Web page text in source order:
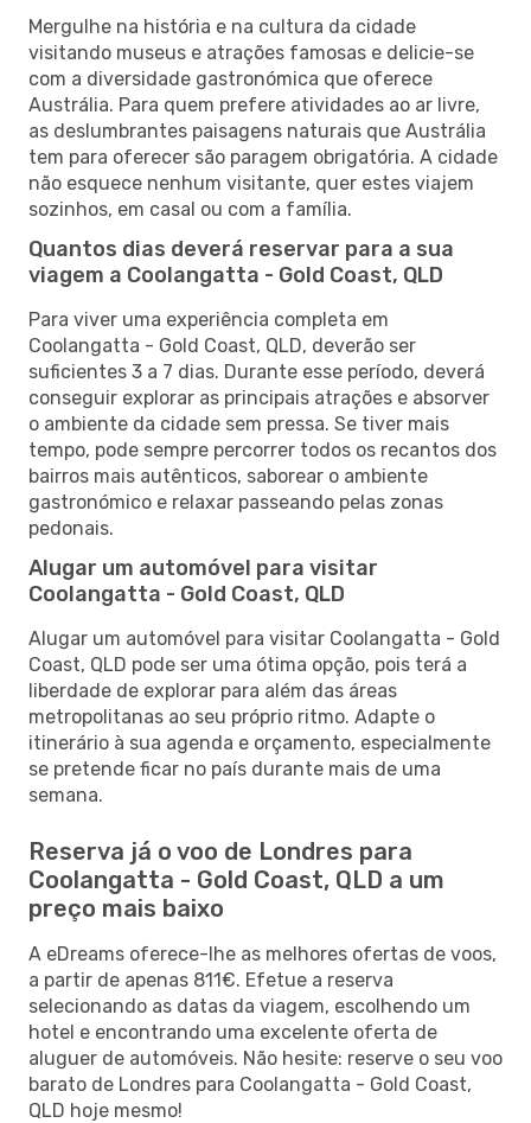
Mergulhe na história e na cultura da cidade
visitando museus e atrações famosas e delicie-se
com a diversidade gastronómica que oferece
Austrália. Para quem prefere atividades ao ar livre,
as deslumbrantes paisagens naturais que Austrália
tem para oferecer são paragem obrigatória. A cidade
não esquece nenhum visitante, quer estes viajem
sozinhos, em casal ou com a família.
Quantos dias deverá reservar para a sua
viagem a Coolangatta - Gold Coast, QLD
Para viver uma experiência completa em
Coolangatta - Gold Coast, QLD, deverão ser
suficientes 3 a 7 dias. Durante esse período, deverá
conseguir explorar as principais atrações e absorver
o ambiente da cidade sem pressa. Se tiver mais
tempo, pode sempre percorrer todos os recantos dos
bairros mais autênticos, saborear o ambiente
gastronómico e relaxar passeando pelas zonas
pedonais.
Alugar um automóvel para visitar
Coolangatta - Gold Coast, QLD
Alugar um automóvel para visitar Coolangatta - Gold
Coast, QLD pode ser uma ótima opção, pois terá a
liberdade de explorar para além das áreas
metropolitanas ao seu próprio ritmo. Adapte o
itinerário à sua agenda e orçamento, especialmente
se pretende ficar no país durante mais de uma
semana.
Reserva já o voo de Londres para
Coolangatta - Gold Coast, QLD a um
preço mais baixo
A eDreams oferece-lhe as melhores ofertas de voos,
a partir de apenas 811€. Efetue a reserva
selecionando as datas da viagem, escolhendo um
hotel e encontrando uma excelente oferta de
aluguer de automóveis. Não hesite: reserve o seu voo
barato de Londres para Coolangatta - Gold Coast,
QLD hoje mesmo!